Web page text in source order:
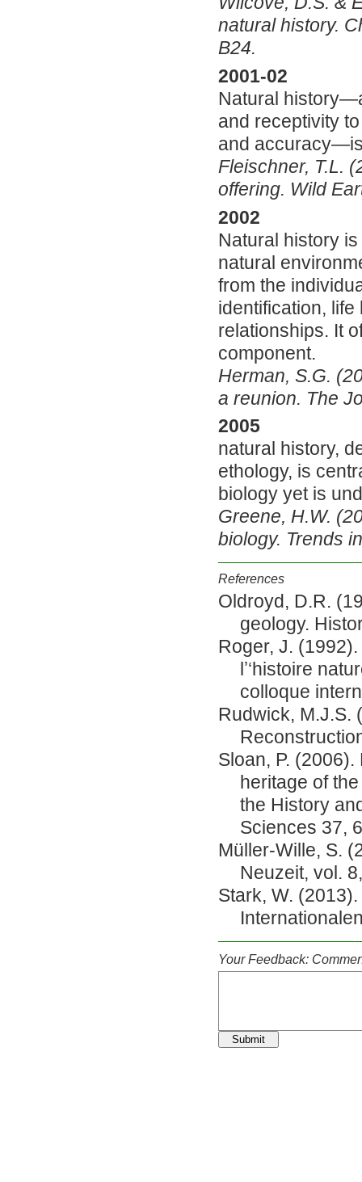
natural history.
B24.
2001-02
Natural
and receptivity
and
Fleischner, T.L.
offering. Wild
2002
Natural history
natural
from the
identification,
relationships. It
component.
Herman, S.G.
a reunion. The
2005
natural history,
ethology, is
biology yet is
Greene, H.W.
biology. Trends
References
Oldroyd, D.R.
geology.
Roger, J.
lʼ‘histoire
colloque
Rudwick, M.J.S.
Sloan, P.
heritage of
the History
Sciences 37,
Müller-Wille, S.
Neuzeit, vol.
Stark, W.
Your Feedback:
Submit